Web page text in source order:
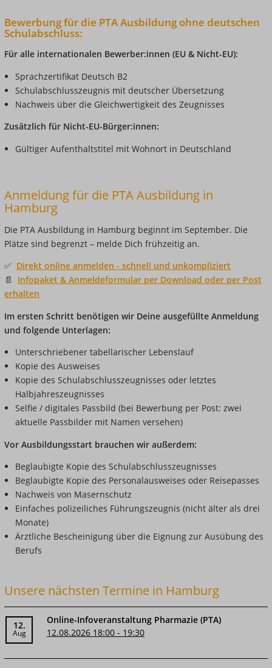
Bewerbung für die PTA Ausbildung ohne deutschen
Schulabschluss:
Für alle internationalen Bewerber:innen (EU & Nicht-EU):
Sprachzertifikat Deutsch B2
Schulabschlusszeugnis mit deutscher Übersetzung
Nachweis über die Gleichwertigkeit des Zeugnisses
Zusätzlich für Nicht-EU-Bürger:innen:
Gültiger Aufenthaltstitel mit Wohnort in Deutschland
Anmeldung für die PTA Ausbildung in
Hamburg
Die PTA Ausbildung in Hamburg beginnt im September. Die
Plätze sind begrenzt – melde Dich frühzeitig an.
✅ Direkt online anmelden - schnell und unkompliziert
📄 Infopaket & Anmeldeformular per Download oder per Post
erhalten
Im ersten Schritt benötigen wir Deine ausgefüllte Anmeldung
und folgende Unterlagen:
Unterschriebener tabellarischer Lebenslauf
Kopie des Ausweises
Kopie des Schulabschlusszeugnisses oder letztes
Halbjahreszeugnisses
Selfie / digitales Passbild (bei Bewerbung per Post: zwei
aktuelle Passbilder mit Namen versehen)
Vor Ausbildungsstart brauchen wir außerdem:
Beglaubigte Kopie des Schulabschlusszeugnisses
Beglaubigte Kopie des Personalausweises oder Reisepasses
Nachweis von Masernschutz
Einfaches polizeiliches Führungszeugnis (nicht älter als drei
Monate)
Ärztliche Bescheinigung über die Eignung zur Ausübung des
Berufs
Unsere nächsten Termine in Hamburg
12.
Aug
Online-Infoveranstaltung Pharmazie (PTA)
12.08.2026 18:00 - 19:30